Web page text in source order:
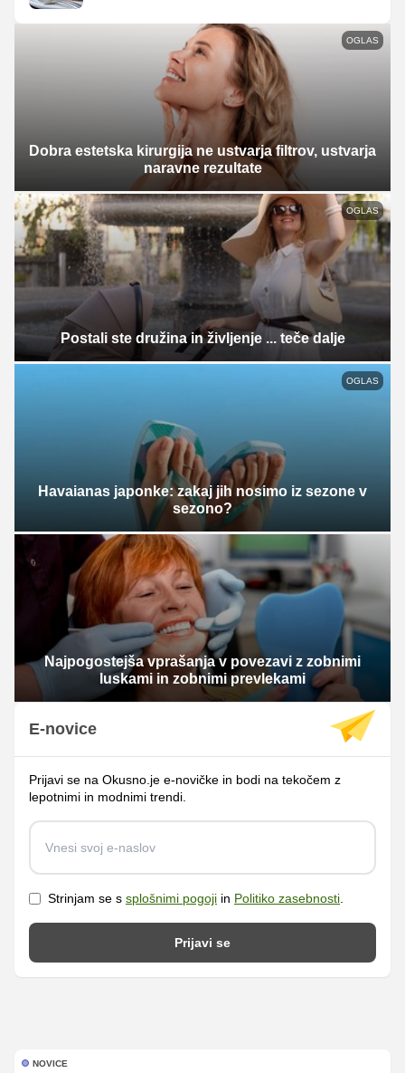
OGLAS
Dobra estetska kirurgija ne ustvarja filtrov, ustvarja
naravne rezultate
OGLAS
Postali ste družina in življenje ... teče dalje
OGLAS
Havaianas japonke: zakaj jih nosimo iz sezone v
sezono?
Najpogostejša vprašanja v povezavi z zobnimi
luskami in zobnimi prevlekami
E-novice
Prijavi se na Okusno.je e-novičke in bodi na tekočem z
lepotnimi in modnimi trendi.
Strinjam se s splošnimi pogoji in Politiko zasebnosti
Prijavi se
NOVICE